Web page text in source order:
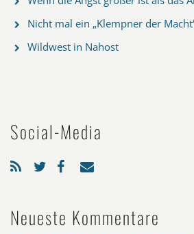
Nicht mal ein „Klempner der
Wildwest in Nahost
Social-Media
Neueste Kommentare